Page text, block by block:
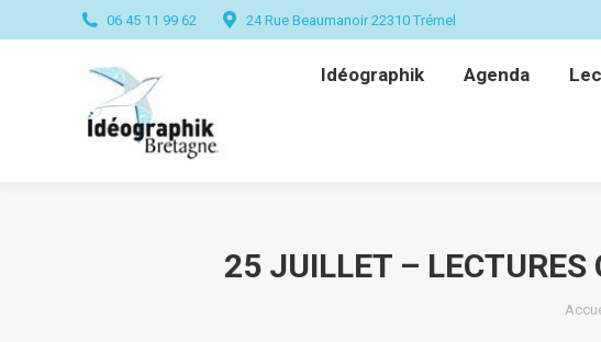
06 45 11 99 62 24 Rue Beaumanoir 22310 Trémel
Idéographik Agenda
25 JUILLET – LECTURES
Idéographik Agenda